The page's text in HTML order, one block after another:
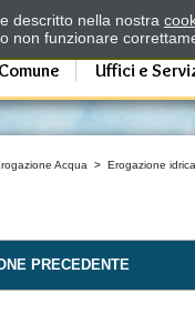
Uffici e
Acqua > Erogazione idrica
PRECEDENTE
descritto nella nostra
non funzionare